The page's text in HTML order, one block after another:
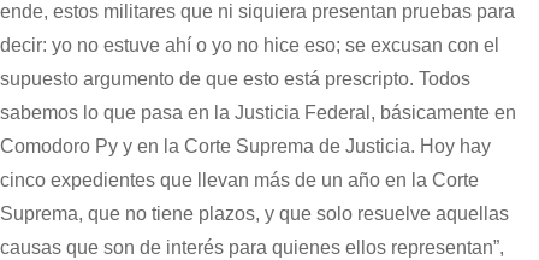
ende, estos militares que ni siquiera presentan pruebas para
decir: yo no estuve ahí o yo no hice eso; se excusan con el
supuesto argumento de que esto está prescripto. Todos
sabemos lo que pasa en la Justicia Federal, básicamente en
Comodoro Py y en la Corte Suprema de Justicia. Hoy hay
cinco expedientes que llevan más de un año en la Corte
Suprema, que no tiene plazos, y que solo resuelve aquellas
causas que son de interés para quienes ellos representan”,